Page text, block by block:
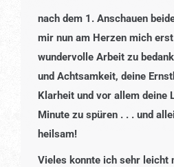
nach dem 1. Anschauen
mir nun am Herzen mich
wundervolle Arbeit zu
und Achtsamkeit, deine
Klarheit und vor allem deine
Minute zu spüren . . . und
heilsam!
Vieles konnte ich sehr leicht